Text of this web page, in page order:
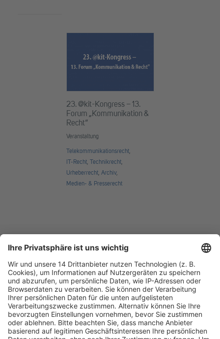
23. @kit-Kongress – 13.
Forum „Kommunikation &
Recht“
Veranstaltung
Telekommunikationsrecht,
IT-Recht, Technikrecht,
Urheberrecht, Archiv,
Medien- & Presserecht
Fachmedien Recht und Wirtschaft
Ein Fachbereich der
dfv Mediengruppe